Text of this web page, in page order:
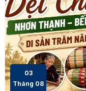
03
Tháng 08